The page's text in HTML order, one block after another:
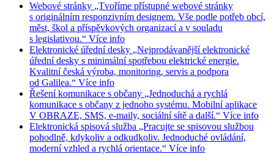
Webové stránky „Tvoříme přístupné webové stránky
s originálním responzivním designem. Vše podle potřeb obcí,
měst, škol a příspěvkových organizací a v souladu
s legislativou.“ Více info
Elektronické úřední desky „Nejprodávanější elektronické
úřední desky s minimální spotřebou elektrické energie.
Kvalitní česká výroba, monitoring, servis a podpora
od Galilea.“ Více info
Řešení komunikace s občany „Jednoduchá a rychlá
komunikace s občany z jednoho systému. Mobilní aplikace
V OBRAZE, SMS, e-maily, sociální sítě a další.“ Více info
Elektronická spisová služba „Pracujte se spisovou službou
pohodlně, kdykoliv a odkudkoliv. Jednoduché ovládání,
moderní vzhled a rychlá orientace.“ Více info